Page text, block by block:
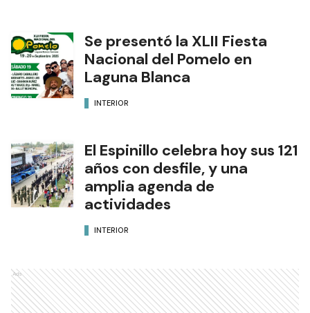
Se presentó la XLII Fiesta
Nacional del Pomelo en
Laguna Blanca
INTERIOR
El Espinillo celebra hoy sus 121
años con desfile, y una
amplia agenda de
actividades
INTERIOR
Ads